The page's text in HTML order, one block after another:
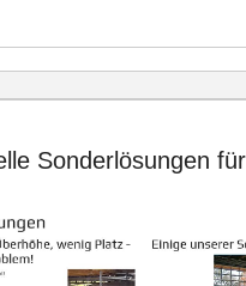
Sonderlösungen